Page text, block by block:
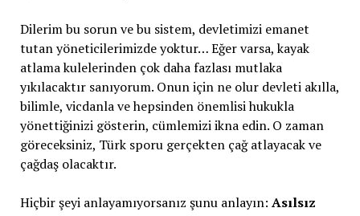
Dilerim bu sorun ve bu sistem, devletimizi emanet
tutan yöneticilerimizde yoktur… Eğer varsa, kayak
atlama kulelerinden çok daha fazlası mutlaka
yıkılacaktır sanıyorum. Onun için ne olur devleti akılla,
bilimle, vicdanla ve hepsinden önemlisi hukukla
yönettiğinizi gösterin, cümlemizi ikna edin. O zaman
göreceksiniz, Türk sporu gerçekten çağ atlayacak ve
çağdaş olacaktır.
Hiçbir şeyi anlayamıyorsanız şunu anlayın: Asılsız